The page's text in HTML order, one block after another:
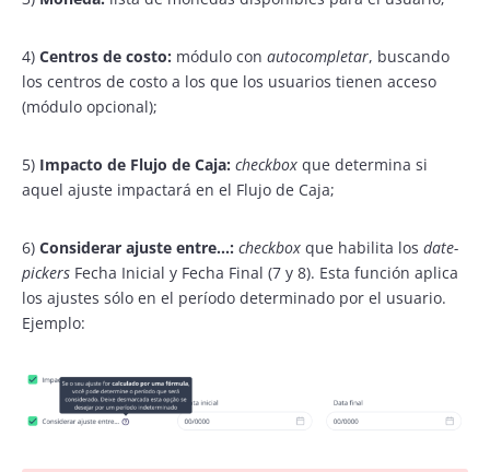
4) Centros de costo: módulo con autocompletar, buscando
los centros de costo a los que los usuarios tienen acceso
(módulo opcional);
5) Impacto de Flujo de Caja: checkbox que determina si
aquel ajuste impactará en el Flujo de Caja;
6) Considerar ajuste entre…: checkbox que habilita los date-
pickers Fecha Inicial y Fecha Final (7 y 8). Esta función aplica
los ajustes sólo en el período determinado por el usuario.
Ejemplo: